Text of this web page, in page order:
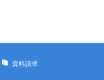
資料請求